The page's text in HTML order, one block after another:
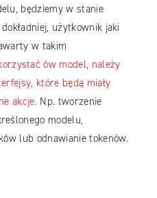
będziemy w stanie
użytkownik jaki
w takim
ów model, należy
które będą miały
akcje. Np. tworzenie
modelu,
lub odnawianie tokenów.